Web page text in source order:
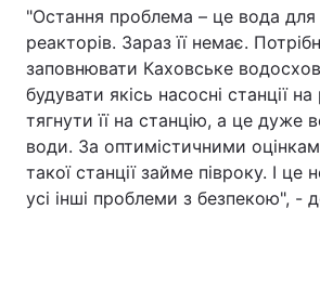
"Остання проблема – це вода
реакторів. Зараз її немає.
заповнювати Каховське
будувати якісь насосні станції на
тягнути її на станцію, а це дуже
води. За оптимістичними
такої станції займе півроку. І це
усі інші проблеми з безпекою", -